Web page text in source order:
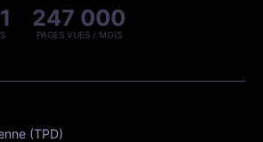
247 000
PAGES VUES / MOIS
(TPD)